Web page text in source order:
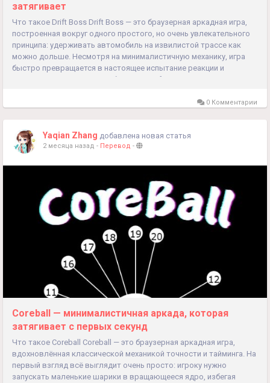
затягивает
Что такое Drift Boss Drift Boss — это браузерная аркадная игра,
построенная вокруг одного простого, но очень увлекательного
принципа: удерживать автомобиль на извилистой трассе как
можно дольше. Несмотря на минималистичную механику, игра
быстро превращается в настоящее испытание реакции и
концентрации. Главная особенность Drift Boss заключается в
0 Комментарии
Yaqian Zhang добавлена новая статья
2 месяца назад - Перевод -
Coreball — минималистичная аркада, которая
затягивает с первых секунд
Что такое Coreball Coreball — это браузерная аркадная игра,
вдохновлённая классической механикой точности и тайминга. На
первый взгляд всё выглядит очень просто: игроку нужно
запускать маленькие шарики в вращающееся ядро, избегая